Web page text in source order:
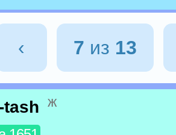
‹ 7 из 13
tash ж